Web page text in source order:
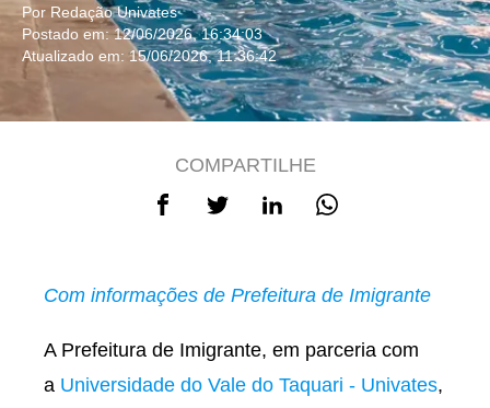
Por Redação Univates
Postado em: 12/06/2026, 16:34:03
Atualizado em: 15/06/2026, 11:36:42
COMPARTILHE
Com informações de Prefeitura de Imigrante
A Prefeitura de Imigrante, em parceria com
a Universidade do Vale do Taquari - Univates,